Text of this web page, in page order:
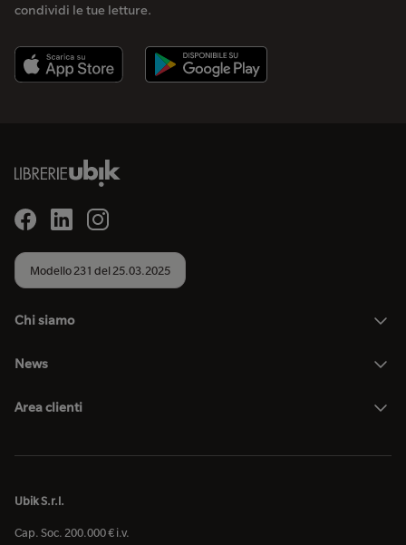
condividi le tue letture.
Modello 231 del 25.03.2025
Chi siamo
News
Area clienti
Ubik S.r.l.
Cap. Soc. 200.000 € i.v.